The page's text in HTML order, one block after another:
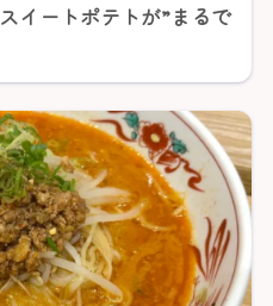
イートポテトが”まるで